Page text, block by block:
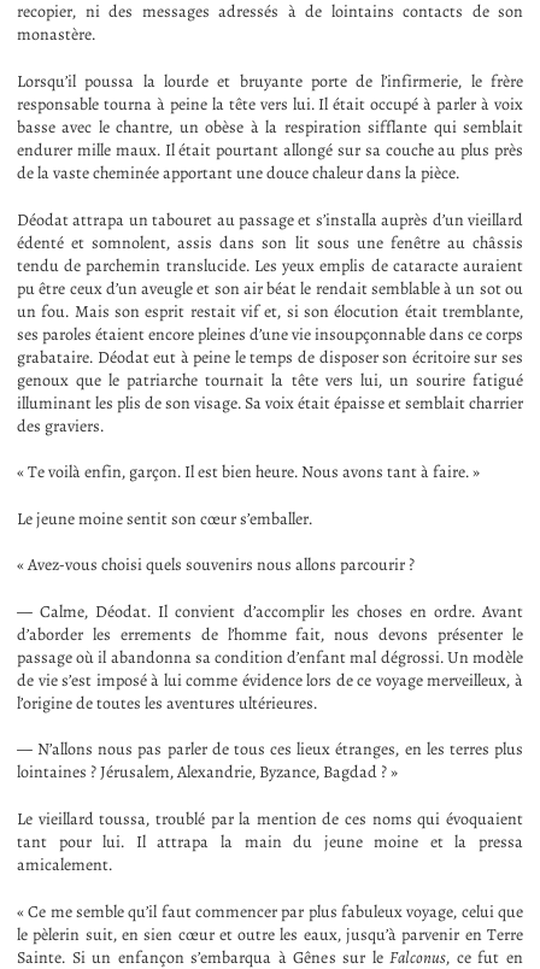
recopier, ni des messages adressés à de lointains contacts de son
monastère.
Lorsqu’il poussa la lourde et bruyante porte de l’infirmerie, le frère
responsable tourna à peine la tête vers lui. Il était occupé à parler à voix
basse avec le chantre, un obèse à la respiration sifflante qui semblait
endurer mille maux. Il était pourtant allongé sur sa couche au plus près
de la vaste cheminée apportant une douce chaleur dans la pièce.
Déodat attrapa un tabouret au passage et s’installa auprès d’un vieillard
édenté et somnolent, assis dans son lit sous une fenêtre au châssis
tendu de parchemin translucide. Les yeux emplis de cataracte auraient
pu être ceux d’un aveugle et son air béat le rendait semblable à un sot ou
un fou. Mais son esprit restait vif et, si son élocution était tremblante,
ses paroles étaient encore pleines d’une vie insoupçonnable dans ce corps
grabataire. Déodat eut à peine le temps de disposer son écritoire sur ses
genoux que le patriarche tournait la tête vers lui, un sourire fatigué
illuminant les plis de son visage. Sa voix était épaisse et semblait charrier
des graviers.
« Te voilà enfin, garçon. Il est bien heure. Nous avons tant à faire. »
Le jeune moine sentit son cœur s’emballer.
« Avez-vous choisi quels souvenirs nous allons parcourir ?
— Calme, Déodat. Il convient d’accomplir les choses en ordre. Avant
d’aborder les errements de l’homme fait, nous devons présenter le
passage où il abandonna sa condition d’enfant mal dégrossi. Un modèle
de vie s’est imposé à lui comme évidence lors de ce voyage merveilleux, à
l’origine de toutes les aventures ultérieures.
— N’allons nous pas parler de tous ces lieux étranges, en les terres plus
lointaines ? Jérusalem, Alexandrie, Byzance, Bagdad ? »
Le vieillard toussa, troublé par la mention de ces noms qui évoquaient
tant pour lui. Il attrapa la main du jeune moine et la pressa
amicalement.
« Ce me semble qu’il faut commencer par plus fabuleux voyage, celui que
le pèlerin suit, en sien cœur et outre les eaux, jusqu’à parvenir en Terre
Sainte. Si un enfançon s’embarqua à Gênes sur leFalconus, ce fut en